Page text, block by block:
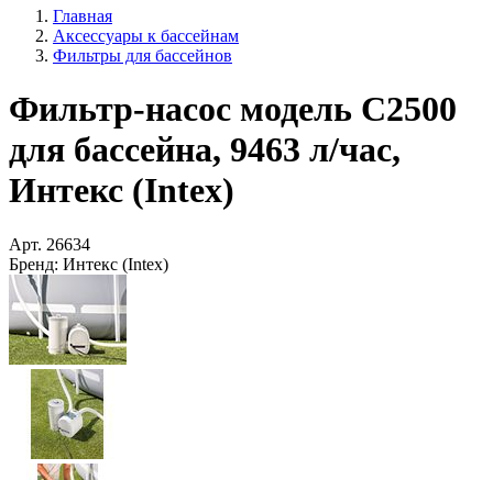
Главная
Аксессуары к бассейнам
Фильтры для бассейнов
Фильтр-насос модель C2500
для бассейна, 9463 л/час,
Интекс (Intex)
Арт. 26634
Бренд: Интекс (Intex)